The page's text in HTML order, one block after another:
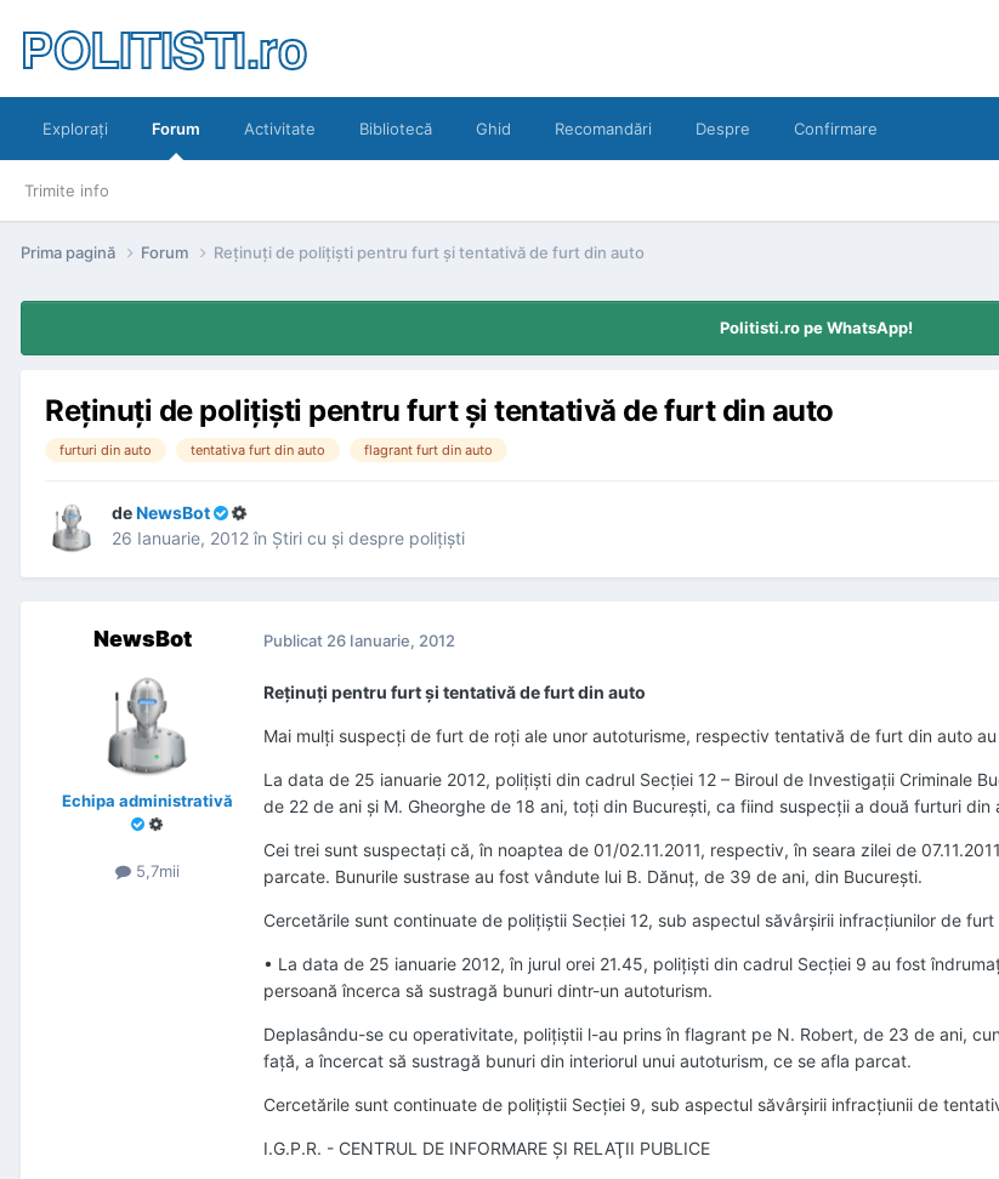
POLITISTI.ro
Exploraţi Forum
Trimite info
Activitate Bibliotecă Ghid Recomandări Despre Confirmare
Prima pagină Forum Reţinuţi de poliţişti pentru furt şi tentativă de furt din auto
Politisti.ro pe WhatsApp!
Reţinuţi de poliţişti pentru furt şi tentativă de furt din auto
furturi din auto tentativa furt din auto flagrant furt din auto
deNewsBot
26 Ianuarie, 2012în Ştiri cu şi despre poliţişti
NewsBot
Echipa administrativă
5,7mii
Publicat 26 Ianuarie, 2012
Reţinuţi pentru furt şi tentativă de furt din auto
Mai mulţi suspecţi de furt de roţi ale unor autoturisme, respectiv tentativă de furt din auto
La data de 25 ianuarie 2012, poliţişti din cadrul Secţiei 12 – Biroul de Investigaţii Criminale
de 22 de ani şi M. Gheorghe de 18 ani, toţi din Bucureşti, ca fiind suspecţii a două furturi din
Cei trei sunt suspectaţi că, în noaptea de 01/02.11.2011, respectiv, în seara zilei de
parcate. Bunurile sustrase au fost vândute lui B. Dănuţ, de 39 de ani, din Bucureşti.
Cercetările sunt continuate de poliţiştii Secţiei 12, sub aspectul săvârşirii infracţiunilor de
• La data de 25 ianuarie 2012, în jurul orei 21.45, poliţişti din cadrul Secţiei 9 au fost
persoană încerca să sustragă bunuri dintr-un autoturism.
Deplasându-se cu operativitate, poliţiştii l-au prins în flagrant pe N. Robert, de 23 de ani,
faţă, a încercat să sustragă bunuri din interiorul unui autoturism, ce se afla parcat.
Cercetările sunt continuate de poliţiştii Secţiei 9, sub aspectul săvârşirii infracţiunii de
I.G.P.R. - CENTRUL DE INFORMARE ŞI RELAŢII PUBLICE